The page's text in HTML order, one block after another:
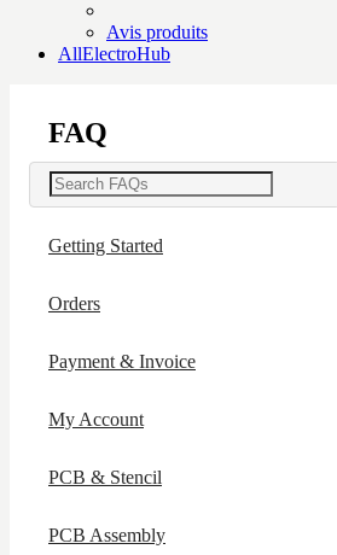
Avis produits
AllElectroHub
FAQ
Getting Started
Orders
Payment & Invoice
My Account
PCB & Stencil
PCB Assembly